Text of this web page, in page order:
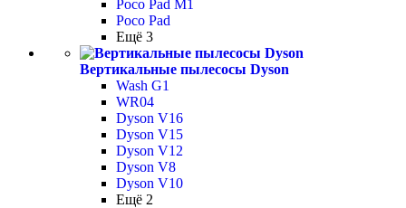
Poco Pad M1
Poco Pad
Ещё 3
Вертикальные пылесосы Dyson
Wash G1
WR04
Dyson V16
Dyson V15
Dyson V12
Dyson V8
Dyson V10
Ещё 2